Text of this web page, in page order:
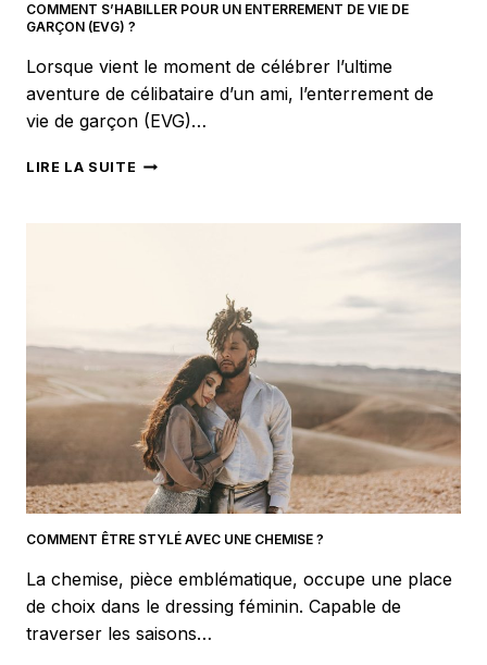
COMMENT S’HABILLER POUR UN ENTERREMENT DE VIE DE
GARÇON (EVG) ?
Lorsque vient le moment de célébrer l’ultime
aventure de célibataire d’un ami, l’enterrement de
vie de garçon (EVG)…
LIRE LA SUITE COMMENT
UN
(EVG)
?
COMMENT ÊTRE STYLÉ AVEC UNE CHEMISE ?
La chemise, pièce emblématique, occupe une place
de choix dans le dressing féminin. Capable de
traverser les saisons…